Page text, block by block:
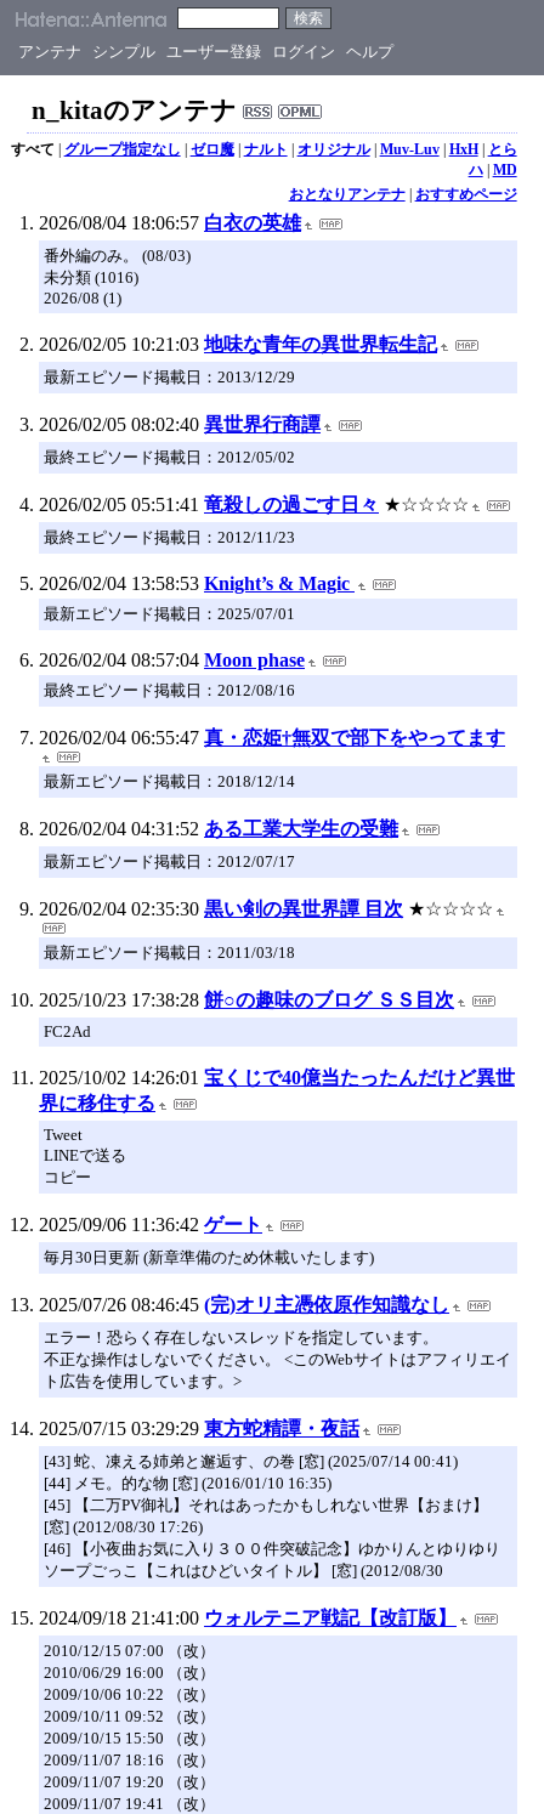
アンテナ シンプル ユーザー登録 ログイン ヘルプ
n_kitaのアンテナ
すべて | グループ指定なし | ゼロ魔| ナルト | オリジナル| Muv-Luv| HxH| とら
ハ| MD
おとなりアンテナ| おすすめページ
2026/08/04 18:06:57 白衣の英雄
番外編のみ。 (08/03)
未分類 (1016)
2026/08 (1)
2026/02/05 10:21:03 地味な青年の異世界転生記
最新エピソード掲載日：2013/12/29
2026/02/05 08:02:40 異世界行商譚
最終エピソード掲載日：2012/05/02
2026/02/05 05:51:41 竜殺しの過ごす日々 ★☆☆☆☆
最終エピソード掲載日：2012/11/23
2026/02/04 13:58:53 Knight’s & Magic
最新エピソード掲載日：2025/07/01
2026/02/04 08:57:04 Moon phase
最終エピソード掲載日：2012/08/16
2026/02/04 06:55:47 真・恋姫†無双で部下をやってます
最新エピソード掲載日：2018/12/14
2026/02/04 04:31:52 ある工業大学生の受難
最新エピソード掲載日：2012/07/17
2026/02/04 02:35:30 黒い剣の異世界譚 目次 ★☆☆☆☆
最新エピソード掲載日：2011/03/18
2025/10/23 17:38:28 餅○の趣味のブログ ＳＳ目次
FC2Ad
2025/10/02 14:26:01 宝くじで40億当たったんだけど異世
界に移住する
Tweet
LINEで送る
コピー
2025/09/06 11:36:42 ゲート
毎月30日更新 (新章準備のため休載いたします)
2025/07/26 08:46:45 (完)オリ主憑依原作知識なし
エラー！恐らく存在しないスレッドを指定しています。
不正な操作はしないでください。 <このWebサイトはアフィリエイ
ト広告を使用しています。>
2025/07/15 03:29:29 東方蛇精譚・夜話
[43] 蛇、凍える姉弟と邂逅す、の巻 [窓] (2025/07/14 00:41)
[44] メモ。的な物 [窓] (2016/01/10 16:35)
[45] 【二万PV御礼】それはあったかもしれない世界【おまけ】
[窓] (2012/08/30 17:26)
[46] 【小夜曲お気に入り３００件突破記念】ゆかりんとゆりゆり
ソープごっこ【これはひどいタイトル】 [窓] (2012/08/30
2024/09/18 21:41:00 ウォルテニア戦記【改訂版】
2010/12/15 07:00 （改）
2010/06/29 16:00 （改）
2009/10/06 10:22 （改）
2009/10/11 09:52 （改）
2009/10/15 15:50 （改）
2009/11/07 18:16 （改）
2009/11/07 19:20 （改）
2009/11/07 19:41 （改）